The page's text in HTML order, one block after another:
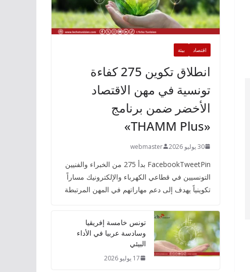
اقتصاد بيئة
انطلاق تكوين 275 كفاءة
تونسية في مهن الاقتصاد
الأخضر ضمن برنامج
«THAMM Plus»
30 يوليو 2026 webmaster
FacebookTweetPin بدأ 275 من الخبراء والفنيين
التونسيين في قطاعي الكهرباء والإلكترونيك مساراً
تكوينياً يهدف إلى دعم مهاراتهم في المهن المرتبطة
تونس خامسة إفريقيا
وسادسة عربيا في الأداء
البيئي
17 يوليو 2026